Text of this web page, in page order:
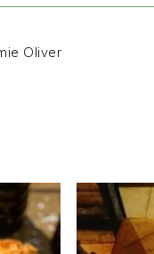
Oliver